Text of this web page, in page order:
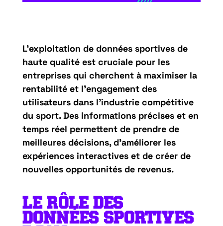
L’exploitation de données sportives de
haute qualité est cruciale pour les
entreprises qui cherchent à maximiser la
rentabilité et l’engagement des
utilisateurs dans l’industrie compétitive
du sport. Des informations précises et en
temps réel permettent de prendre de
meilleures décisions, d’améliorer les
expériences interactives et de créer de
nouvelles opportunités de revenus.
LE RÔLE DES
DONNÉES SPORTIVES